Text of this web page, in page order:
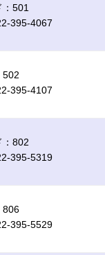
501
395-4067
395-4107
802
395-5319
806
395-5529